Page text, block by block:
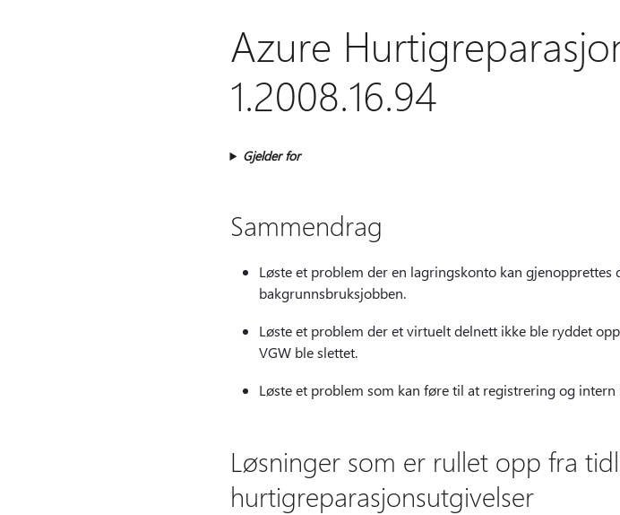
Azure
1.2008.16.94
Gjelder for
Sammendrag
Løste et problem der en lagringskonto kan gjenopprettes
bakgrunnsbruksjobben.
Løste et problem der et virtuelt delnett ikke ble ryddet
VGW ble slettet.
Løste et problem som kan føre til at registrering og
Løsninger som er rullet opp fra
hurtigreparasjonsutgivelser